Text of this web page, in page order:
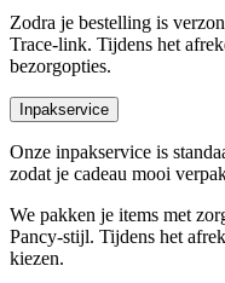
Zodra je bestelling is
Trace-link. Tijdens het
bezorgopties.
Inpakservice
Onze inpakservice is
zodat je cadeau mooi
We pakken je items met
Pancy-stijl. Tijdens het
kiezen.